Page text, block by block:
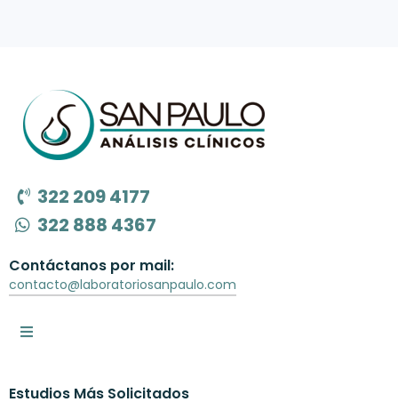
322 209 4177
322 888 4367
Contáctanos por mail:
contacto@laboratoriosanpaulo.com
Estudios Más Solicitados